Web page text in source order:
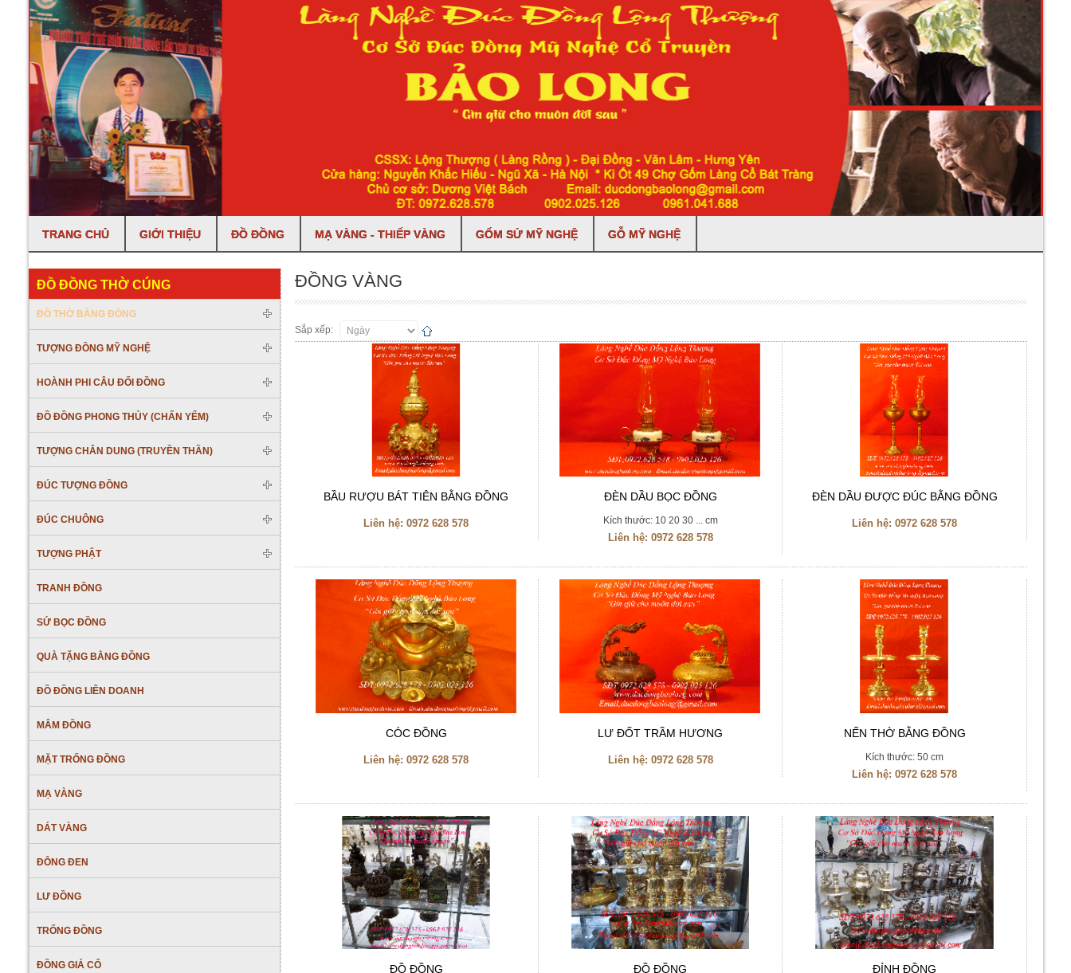
TRANG CHỦ GIỚI THIỆU ĐỒ ĐỒNG MẠ VÀNG - THIẾP VÀNG GỐM SỨ MỸ NGHỆ GỖ MỸ NGHỆ
ĐỒNG VÀNG
Sắp xếp:
BẦU RƯỢU BÁT TIÊN BẰNG ĐỒNG
Liên hệ:0972 628 578
ĐÈN DẦU BỌC ĐỒNG
Kích thước: 10 20 30 ... cm
Liên hệ: 0972 628 578
ĐÈN DẦU ĐƯỢC ĐÚC BẰNG ĐỒNG
Liên hệ:0972 628 578
CÓC ĐỒNG
Liên hệ:0972 628 578
LƯ ĐỐT TRẦM HƯƠNG
Liên hệ: 0972 628 578
NẾN THỜ BẰNG ĐỒNG
Kích thước: 50 cm
Liên hệ:0972 628 578
ĐỒ ĐỒNG ĐỒ ĐỒNG ĐỈNH ĐỒNG
ĐỒ ĐỒNG THỜ CÚNG
ĐỒ THỜ BẰNG ĐỒNG
TƯỢNG ĐỒNG MỸ NGHỆ
HOÀNH PHI CÂU ĐỐI ĐỒNG
ĐỒ ĐỒNG PHONG THỦY (CHẤN YỂM)
TƯỢNG CHÂN DUNG (TRUYỀN THẦN)
ĐÚC TƯỢNG ĐỒNG
ĐÚC CHUÔNG
TƯỢNG PHẬT
TRANH ĐỒNG
SỨ BỌC ĐỒNG
QUÀ TẶNG BẰNG ĐỒNG
ĐỒ ĐỒNG LIÊN DOANH
MÂM ĐỒNG
MẶT TRỐNG ĐỒNG
MẠ VÀNG
DÁT VÀNG
ĐÔNG ĐEN
LƯ ĐỒNG
TRỐNG ĐỒNG
ĐỒNG GIẢ CỔ